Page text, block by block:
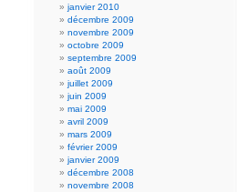
janvier 2010
décembre 2009
novembre 2009
octobre 2009
septembre 2009
août 2009
juillet 2009
juin 2009
mai 2009
avril 2009
mars 2009
février 2009
janvier 2009
décembre 2008
novembre 2008